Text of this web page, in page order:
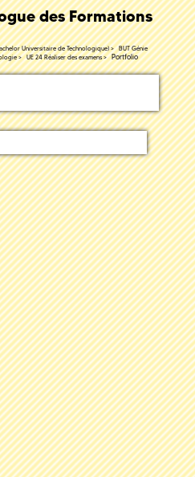
des Formations
Universitaire de Technologique)
BUT Génie
UE 24 Réaliser des examens Portfolio